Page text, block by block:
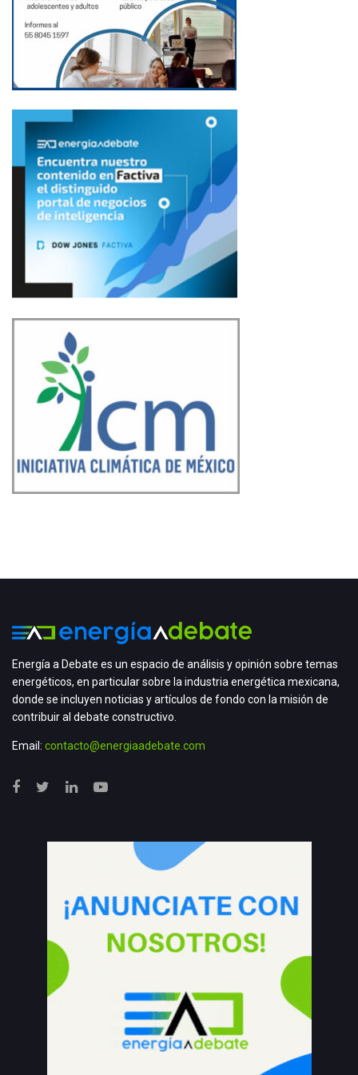
Energía a Debate es un espacio de análisis y opinión sobre temas
energéticos, en particular sobre la industria energética mexicana,
donde se incluyen noticias y artículos de fondo con la misión de
contribuir al debate constructivo.
Email: contacto@energiaadebate.com